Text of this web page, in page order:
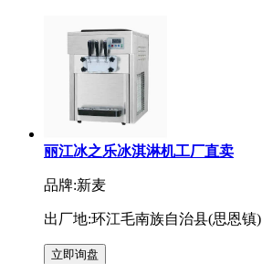
丽江冰之乐冰淇淋机工厂直卖
品牌:新麦
出厂地:环江毛南族自治县(思恩镇)